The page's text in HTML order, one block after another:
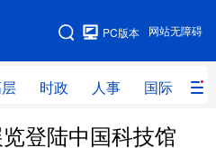
网站无障碍
PC版本
时政 人事 国际 财
地图
时政 人事
登陆中国科技馆